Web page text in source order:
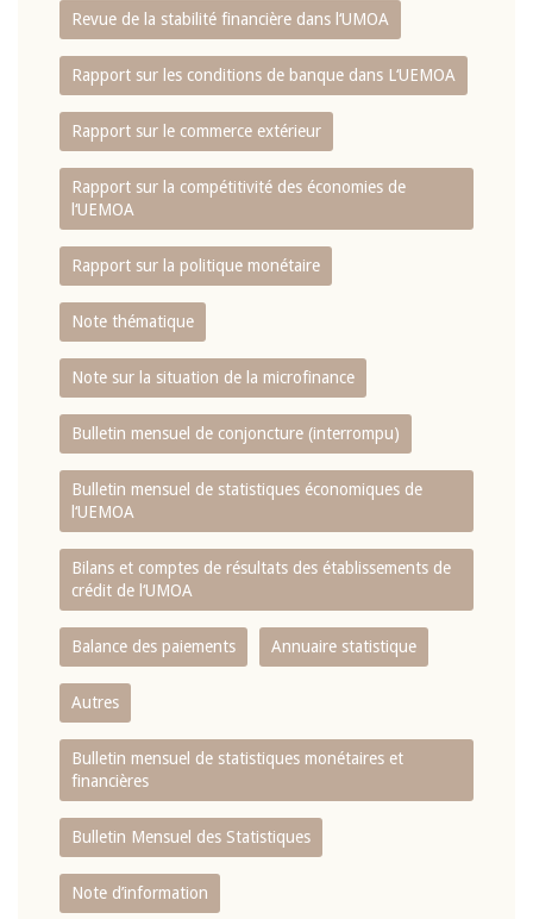
Revue de la stabilité financière dans l‘UMOA
Rapport sur les conditions de banque dans L‘UEMOA
Rapport sur le commerce extérieur
Rapport sur la compétitivité des économies de
l‘UEMOA
Rapport sur la politique monétaire
Note thématique
Note sur la situation de la microfinance
Bulletin mensuel de conjoncture (interrompu)
Bulletin mensuel de statistiques économiques de
l‘UEMOA
Bilans et comptes de résultats des établissements de
crédit de l‘UMOA
Balance des paiements Annuaire statistique
Autres
Bulletin mensuel de statistiques monétaires et
financières
Bulletin Mensuel des Statistiques
Note d’information